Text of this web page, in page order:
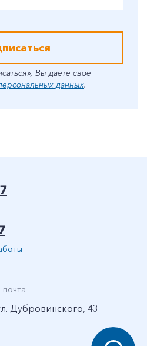
Вы даете свое
данных.
Дубровинского, 43